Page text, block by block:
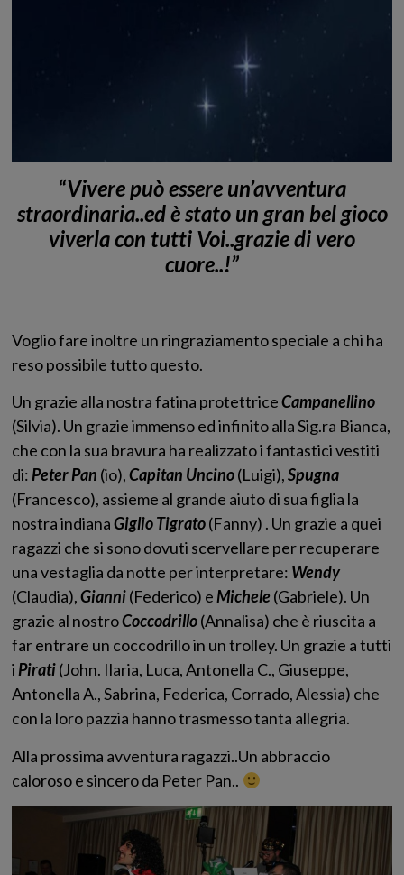
“Vivere può essere un’avventura
straordinaria..ed è stato un gran bel gioco
viverla con tutti Voi..grazie di vero
cuore..!”
Voglio fare inoltre un ringraziamento speciale a chi ha
reso possibile tutto questo.
Un grazie alla nostra fatina protettriceCampanellino
(Silvia). Un grazie immenso ed infinito alla Sig.ra Bianca,
che con la sua bravura ha realizzato i fantastici vestiti
di: Peter Pan (io),Capitan Uncino(Luigi),Spugna
(Francesco), assieme al grande aiuto di sua figlia la
nostra indianaGiglio Tigrato(Fanny) . Un grazie a quei
ragazzi che si sono dovuti scervellare per recuperare
una vestaglia da notte per interpretare: Wendy
(Claudia),Gianni(Federico) eMichele(Gabriele). Un
grazie al nostroCoccodrillo(Annalisa) che è riuscita a
far entrare un coccodrillo in un trolley. Un grazie a tutti
i Pirati(John. Ilaria, Luca, Antonella C., Giuseppe,
Antonella A., Sabrina, Federica, Corrado, Alessia) che
con la loro pazzia hanno trasmesso tanta allegria.
Alla prossima avventura ragazzi..Un abbraccio
caloroso e sincero da Peter Pan..